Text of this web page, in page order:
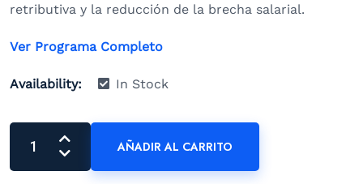
retributiva y la reducción de la brecha salarial.
Ver Programa Completo
Availability: In Stock
AÑADIR AL CARRITO